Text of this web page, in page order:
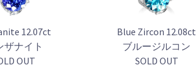
12.07ct
ザナイト
OUT
Blue Zircon 12.08ct
ブルージルコン
SOLD OUT